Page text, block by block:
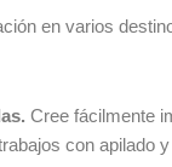
en varios
Cree fácilmente
con apilado